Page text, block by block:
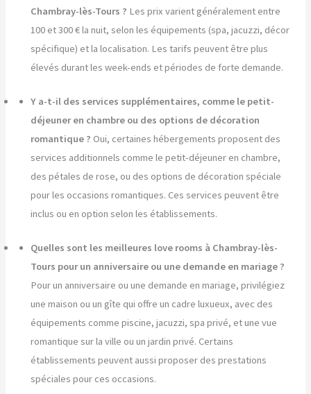
Chambray-lès-Tours ? Les prix varient généralement entre
100 et 300 € la nuit, selon les équipements (spa, jacuzzi, décor
spécifique) et la localisation. Les tarifs peuvent être plus
élevés durant les week-ends et périodes de forte demande.
Y a-t-il des services supplémentaires, comme le petit-
déjeuner en chambre ou des options de décoration
romantique ? Oui, certaines hébergements proposent des
services additionnels comme le petit-déjeuner en chambre,
des pétales de rose, ou des options de décoration spéciale
pour les occasions romantiques. Ces services peuvent être
inclus ou en option selon les établissements.
Quelles sont les meilleures love rooms à Chambray-lès-
Tours pour un anniversaire ou une demande en mariage ?
Pour un anniversaire ou une demande en mariage, privilégiez
une maison ou un gîte qui offre un cadre luxueux, avec des
équipements comme piscine, jacuzzi, spa privé, et une vue
romantique sur la ville ou un jardin privé. Certains
établissements peuvent aussi proposer des prestations
spéciales pour ces occasions.